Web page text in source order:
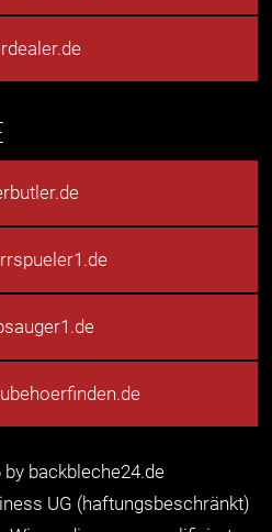
backbleche24.de
UG (haftungsbeschränkt)